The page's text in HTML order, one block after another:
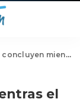
juicio de R Kelly pasa a la siguiente etapa
el